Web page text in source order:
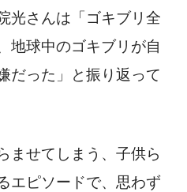
光さんは「ゴキブリ全
地球中のゴキブリが自
だった」と振り返って
ませてしまう、子供ら
エピソードで、思わず